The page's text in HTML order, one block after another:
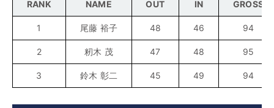
RANK NAME OUT IN GROSS
1 尾藤 裕子 48 46 94
2 籾木 茂 47 48 95
3 鈴木 彰二 45 49 94